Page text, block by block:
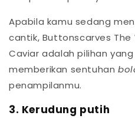
Apabila kamu sedang
cantik, Buttonscarves The
Caviar adalah pilihan
memberikan sentuhan
penampilanmu.
3. Kerudung putih